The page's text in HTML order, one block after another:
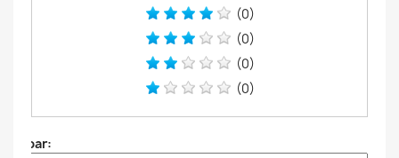
(0)
(0)
(0)
(0)
par: